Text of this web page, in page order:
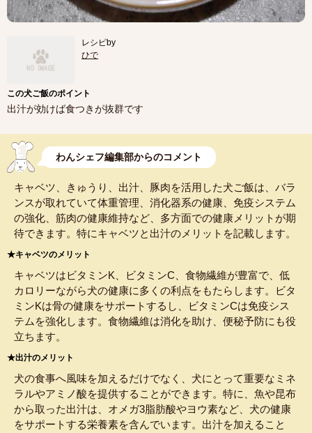
レシピby
ひで
この犬ご飯のポイント
出汁が効けば食つきが抜群です
わんシェフ編集部からのコメント
キャベツ、きゅうり、出汁、豚肉を活用した犬ご飯は、バラ
ンスが取れていて体重管理、消化器系の健康、免疫システム
の強化、筋肉の健康維持など、多方面での健康メリットが期
待できます。特にキャベツと出汁のメリットを記載します。
★キャベツのメリット
キャベツはビタミンK、ビタミンC、食物繊維が豊富で、低
カロリーながら犬の健康に多くの利点をもたらします。ビタ
ミンKは骨の健康をサポートするし、ビタミンCは免疫シス
テムを強化します。食物繊維は消化を助け、便秘予防にも役
立ちます。
★出汁のメリット
犬の食事へ風味を加えるだけでなく、犬にとって重要なミネ
ラルやアミノ酸を提供することができます。特に、魚や昆布
から取った出汁は、オメガ3脂肪酸やヨウ素など、犬の健康
をサポートする栄養素を含んでいます。出汁を加えること